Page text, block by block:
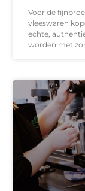
Voor de
vleeswaren
echte,
worden met